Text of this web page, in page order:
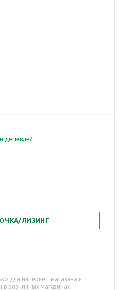
дешевле?
ЛИЗИНГ
для интернет-магазина и
в розничных магазинах